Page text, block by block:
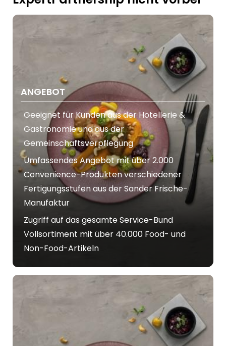
ANGEBOT
Geeignet für Kunden aus der Hotellerie &
Gastronomie und aus der
Gemeinschaftsverpflegung
Umfassendes Angebot mit über 2.000
Convenience-Produkten verschiedener
Fertigungsstufen aus der Sander Frische-
Manufaktur
Zugriff auf das gesamte Service-Bund
Vollsortiment mit über 40.000 Food- und
Non-Food-Artikeln